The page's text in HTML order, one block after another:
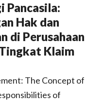
Pancasila:
Hak dan
di Perusahaan
Klaim
The Concept of
of